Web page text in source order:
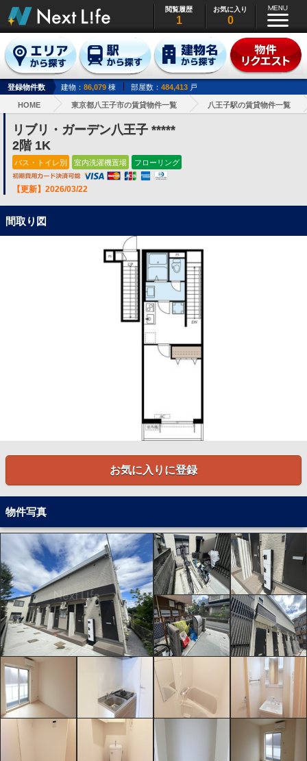
閲覧履歴
1
お気に入り
0
登録物件数 建物： 86,079 棟 部屋数： 484,413 戸
HOME 東京都八王子市の賃貸物件一覧 八王子駅の賃貸物件一覧
リブリ・ガーデン八王子 *****
2階 1K
バス・トイレ別 室内洗濯機置場 フローリング
【更新】2026/03/22
間取り図
お気に入りに登録
物件写真